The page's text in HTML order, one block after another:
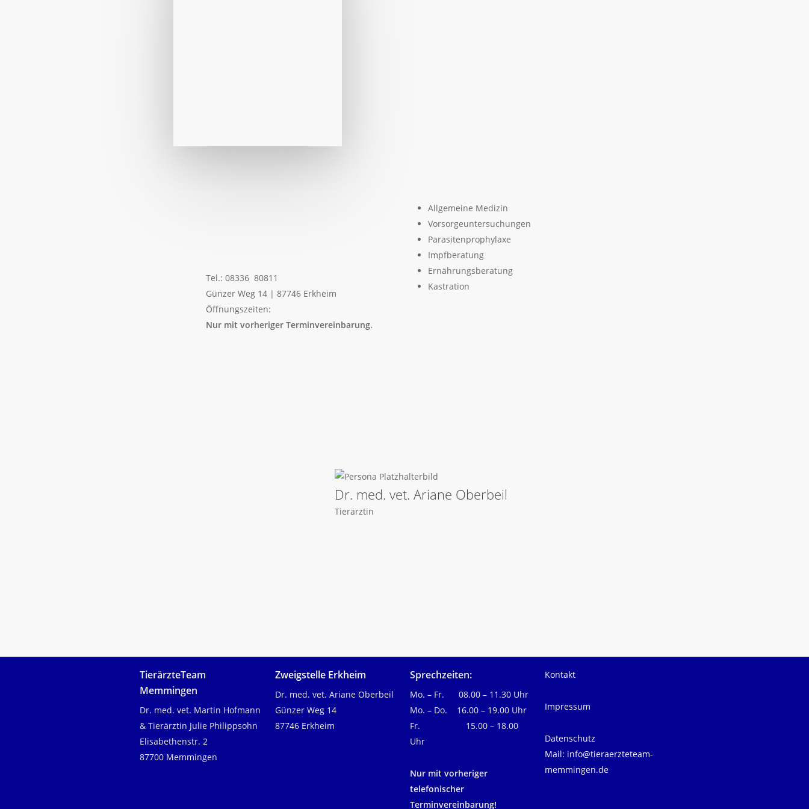
Tel.: 08336 80811
Günzer Weg 14 | 87746 Erkheim
Öffnungszeiten:
Nur mit vorheriger Terminvereinbarung.
Allgemeine Medizin
Vorsorgeuntersuchungen
Parasitenprophylaxe
Impfberatung
Ernährungsberatung
Kastration
Dr. med. vet. Ariane Oberbeil
Tierärztin
TierärzteTeam
Memmingen
Dr. med. vet. Martin Hofmann
& Tierärztin Julie Philippsohn
Elisabethenstr. 2
87700 Memmingen
Zweigstelle Erkheim
Dr. med. vet. Ariane Oberbeil
Günzer Weg 14
87746 Erkheim
Sprechzeiten:
Mo. – Fr. 08.00 – 11.30 Uhr
Mo. – Do. 16.00 – 19.00 Uhr
Fr. 15.00 – 18.00
Uhr
Nur mit vorheriger
telefonischer
Terminvereinbarung!
Kontakt
Impressum
Datenschutz
Mail: info@tieraerzteteam-
memmingen.de